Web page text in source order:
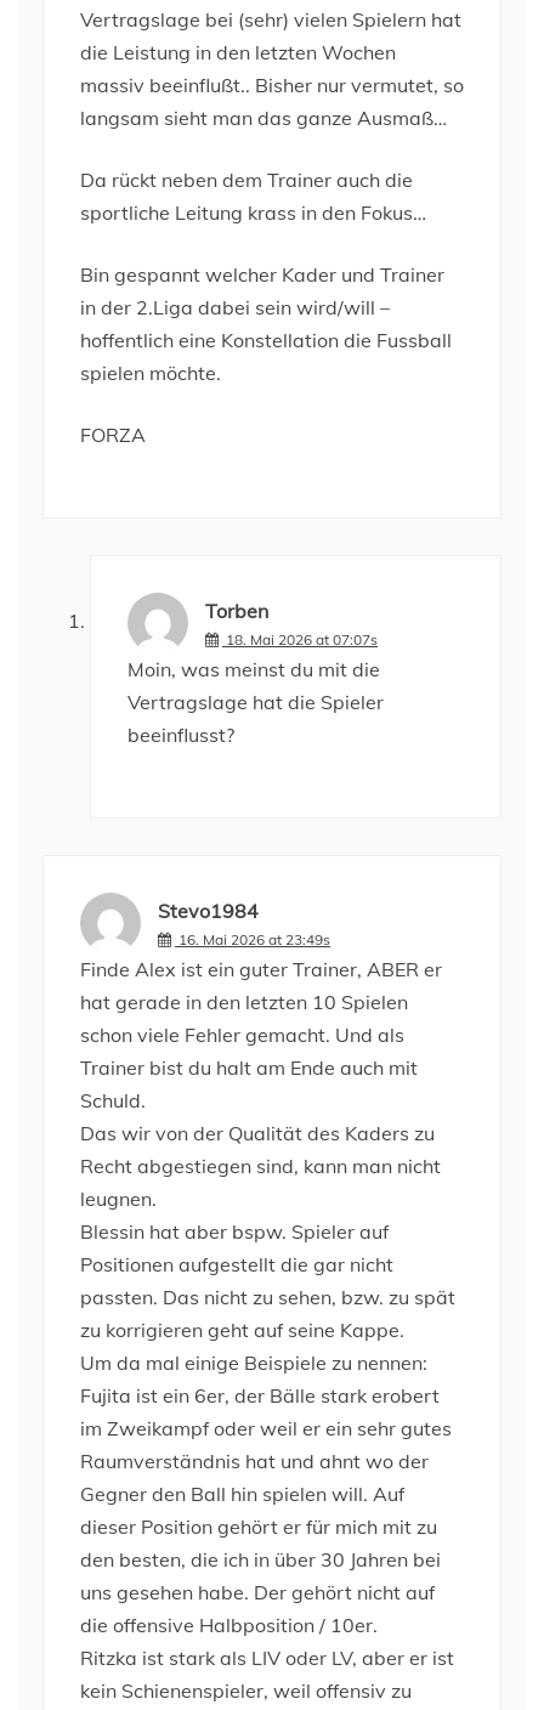
Vertragslage bei (sehr) vielen Spielern hat
die Leistung in den letzten Wochen
massiv beeinflußt.. Bisher nur vermutet, so
langsam sieht man das ganze Ausmaß…
Da rückt neben dem Trainer auch die
sportliche Leitung krass in den Fokus…
Bin gespannt welcher Kader und Trainer
in der 2.Liga dabei sein wird/will –
hoffentlich eine Konstellation die Fussball
spielen möchte.
FORZA
Torben
18. Mai 2026 at 07:07s
Moin, was meinst du mit die
Vertragslage hat die Spieler
beeinflusst?
Stevo1984
16. Mai 2026 at 23:49s
Finde Alex ist ein guter Trainer, ABER er
hat gerade in den letzten 10 Spielen
schon viele Fehler gemacht. Und als
Trainer bist du halt am Ende auch mit
Schuld.
Das wir von der Qualität des Kaders zu
Recht abgestiegen sind, kann man nicht
leugnen.
Blessin hat aber bspw. Spieler auf
Positionen aufgestellt die gar nicht
passten. Das nicht zu sehen, bzw. zu spät
zu korrigieren geht auf seine Kappe.
Um da mal einige Beispiele zu nennen:
Fujita ist ein 6er, der Bälle stark erobert
im Zweikampf oder weil er ein sehr gutes
Raumverständnis hat und ahnt wo der
Gegner den Ball hin spielen will. Auf
dieser Position gehört er für mich mit zu
den besten, die ich in über 30 Jahren bei
uns gesehen habe. Der gehört nicht auf
die offensive Halbposition / 10er.
Ritzka ist stark als LIV oder LV, aber er ist
kein Schienenspieler, weil offensiv zu